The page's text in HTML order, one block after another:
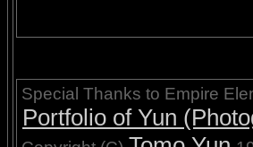
Special Thanks to Empire
Portfolio of Yun